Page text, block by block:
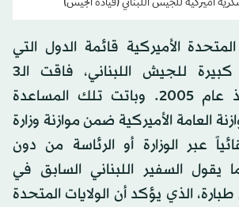
أميركية للجيش اللبناني (قيادة الجيش)
الأميركية قائمة الدول التي
تقدم مساعدات كبيرة للجيش اللبناني، فاقت الـ3
مليارات دولار منذ عام 2005. وباتت تلك المساعدة
العامة الأميركية ضمن موازنة وزارة
عبر الوزارة أو الرئاسة من دون
يقول السفير اللبناني السابق في
الذي يؤكد أن الولايات المتحدة